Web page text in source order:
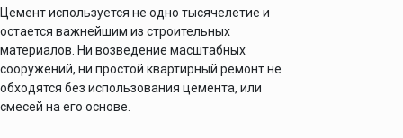
Цемент используется не одно тысячелетие и
остается важнейшим из строительных
материалов. Ни возведение масштабных
сооружений, ни простой квартирный ремонт не
обходятся без использования цемента, или
смесей на его основе.